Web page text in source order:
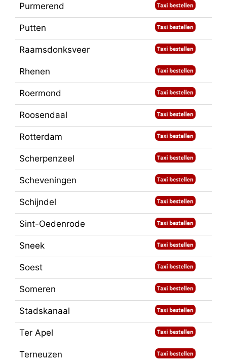
Purmerend
Putten
Raamsdonksveer
Rhenen
Roermond
Roosendaal
Rotterdam
Scherpenzeel
Scheveningen
Schijndel
Sint-Oedenrode
Sneek
Soest
Someren
Stadskanaal
Ter Apel
Terneuzen